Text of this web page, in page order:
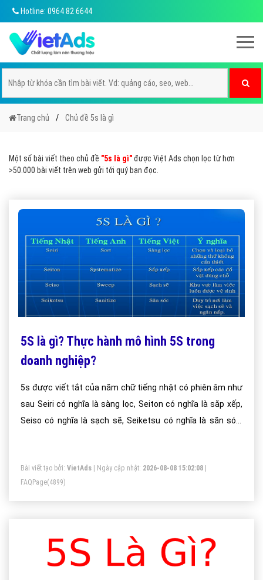
Hotline: 0964 82 6644
Trang chủ Chủ đề 5s là gì
Một số bài viết theo chủ đề "5s là gì"được Việt Ads chọn lọc từ hơn
>50.000 bài viết trên web gửi tới quý bạn đọc.
5S là gì? Thực hành mô hình 5S trong
doanh nghiệp?
5s được viết tắt của năm chữ tiếng nhật có phiên âm như
sau Seiri có nghĩa là sàng lọc, Seiton có nghĩa là sắp xếp,
Seiso có nghĩa là sạch sẽ, Seiketsu có nghĩa là săn sóc,
áp dụng ngay vào trong công việc hàng ngày tại nơi làm
việc.
Bài viết tạo bởi: VietAds | Ngày cập nhật: 2026-08-08 15:02:08
FAQPage(4899)